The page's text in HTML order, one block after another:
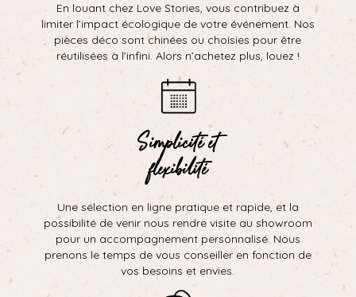
En louant chez Love Stories, vous contribuez à
limiter l’impact écologique de votre événement. Nos
pièces déco sont chinées ou choisies pour être
réutilisées à l’infini. Alors n’achetez plus, louez !
Simplicité et
flexibilité
Une sélection en ligne pratique et rapide, et la
possibilité de venir nous rendre visite au showroom
pour un accompagnement personnalisé. Nous
prenons le temps de vous conseiller en fonction de
vos besoins et envies.